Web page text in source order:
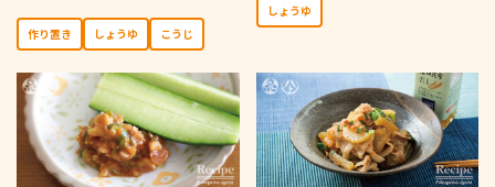
作り置き しょうゆ こうじ
しょうゆ